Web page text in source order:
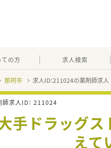
の方 求人検索
那珂市 求人ID：211024の薬剤師求人
求人ID： 211024
大手ドラッ
えて